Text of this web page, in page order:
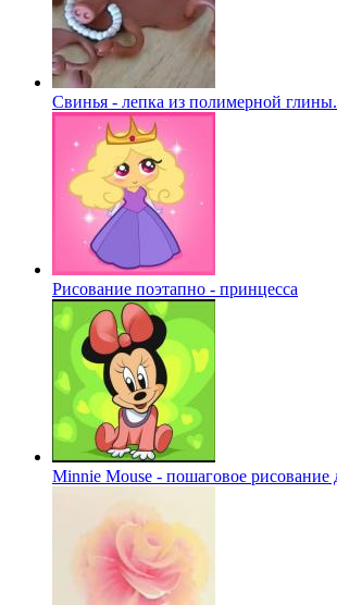
Свинья - лепка из полимерной
Рисование поэтапно - принцесса
Minnie Mouse - пошаговое рисование